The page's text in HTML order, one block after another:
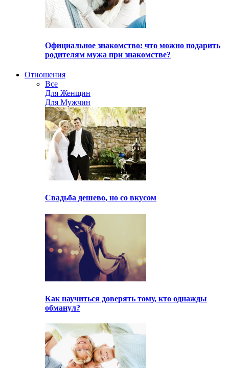
Официальное знакомство: что можно подарить
родителям мужа при знакомстве?
Отношения
Все
Для Женщин
Для Мужчин
Свадьба дешево, но со вкусом
Как научиться доверять тому, кто однажды
обманул?